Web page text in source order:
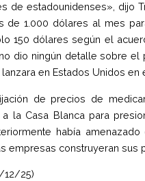
de estadounidenses», dijo
de 1.000 dólares al mes
150 dólares según el
dio ningún detalle sobre
en Estados Unidos en
de precios de
la Casa Blanca para
había
empresas construyeran sus
12/25)